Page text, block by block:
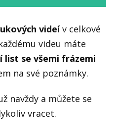
videív celkové
videu máte
list se všemi frázemi
na své poznámky.
navždy a můžete se
vracet.